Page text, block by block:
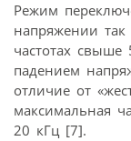
Режим
напряжении так
частотах свыше
падением
отличие от
максимальная
20 кГц [7].